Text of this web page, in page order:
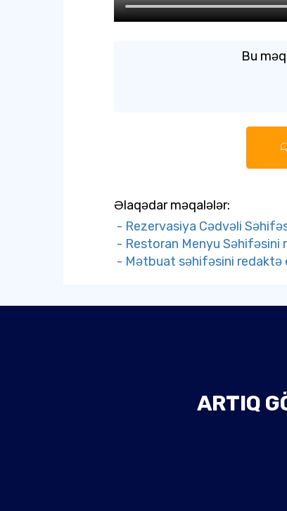
Bu
Əlaqədar məqalələr:
- Rezervasiya Cədvəli
- Restoran Menyu Səhifəsini
- Mətbuat səhifəsini redaktə
ARTIQ